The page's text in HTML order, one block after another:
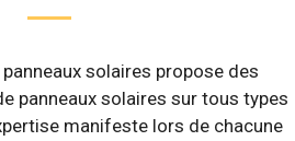
solaires propose des
panneaux solaires sur tous types
manifeste lors de chacune